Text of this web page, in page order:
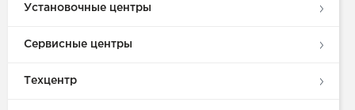
Установочные центры
Сервисные центры
Техцентр